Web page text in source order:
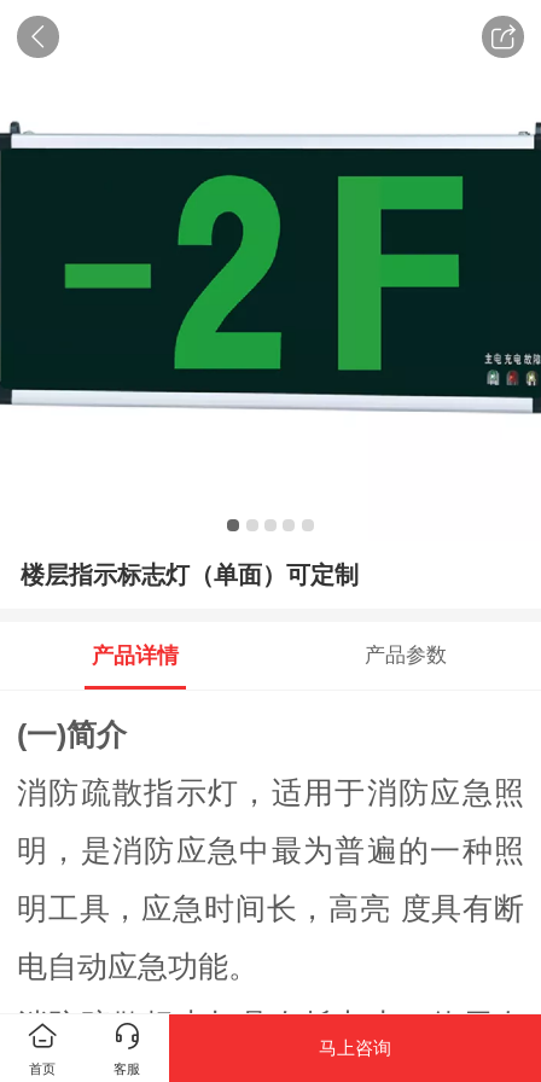
楼层指示标志灯（单面）可定制
产品详情 产品参数
(一)简介
消防疏散指示灯，适用于消防应急照
明，是消防应急中最为普遍的一种照
明工具，应急时间长，高亮 度具有断
电自动应急功能。
消防疏散标志灯具有耗电小，使用寿
首页 客服
马上咨询